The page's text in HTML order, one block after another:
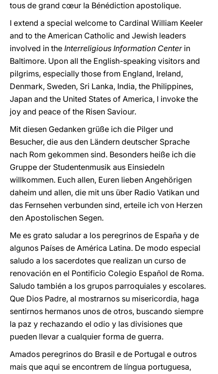
tous de grand cœur la Bénédiction apostolique.
I extend a special welcome to Cardinal William Keeler
and to the American Catholic and Jewish leaders
involved in the Interreligious Information Centerin
Baltimore. Upon all the English-speaking visitors and
pilgrims, especially those from England, Ireland,
Denmark, Sweden, Sri Lanka, India, the Philippines,
Japan and the United States of America, I invoke the
joy and peace of the Risen Saviour.
Mit diesen Gedanken grüße ich die Pilger und
Besucher, die aus den Ländern deutscher Sprache
nach Rom gekommen sind. Besonders heiße ich die
Gruppe der Studentenmusik aus Einsiedeln
willkommen. Euch allen, Euren lieben Angehörigen
daheim und allen, die mit uns über Radio Vatikan und
das Fernsehen verbunden sind, erteile ich von Herzen
den Apostolischen Segen.
Me es grato saludar a los peregrinos de España y de
algunos Países de América Latina. De modo especial
saludo a los sacerdotes que realizan un curso de
renovación en el Pontificio Colegio Español de Roma.
Saludo también a los grupos parroquiales y escolares.
Que Dios Padre, al mostrarnos su misericordia, haga
sentirnos hermanos unos de otros, buscando siempre
la paz y rechazando el odio y las divisiones que
pueden llevar a cualquier forma de guerra.
Amados peregrinos do Brasil e de Portugal e outros
mais que aqui se encontrem de língua portuguesa,